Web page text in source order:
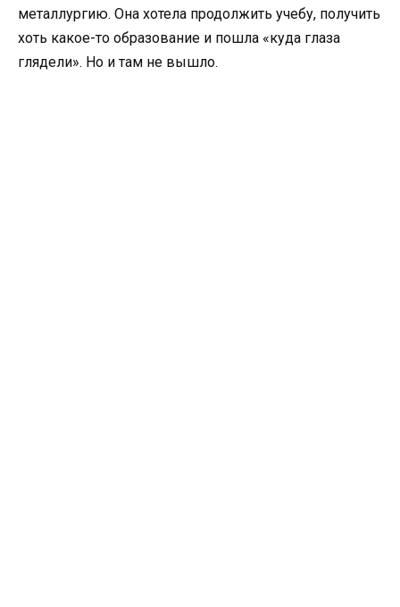
металлургию. Она хотела продолжить учебу, получить
хоть какое-то образование и пошла «куда глаза
глядели». Но и там не вышло.